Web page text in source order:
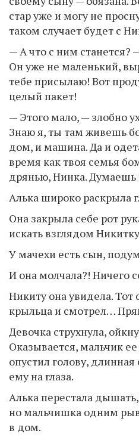
стар уже и могу не
таком случает будет с
— А что с ним станется?
Он уже не маленький,
тебе присылаю! Вот
целый пакет!
— Этого мало, — злобно
Знаю я, ты там живешь
дом, и машина. Да и
время как твоя семья
дрянью, Нинка. Думаешь
Алька широко раскрыла
Она закрыла себе рот
искать взглядом
У мачехи есть сын,
И она молчала?! Ничего
Никиту она увидела. Тот
крыльца и смотрел…
Девочка струхнула,
Оказывается, мальчик
опустил голову,
ему на глаза.
Алька перестала
но мальчишка одним
в дом.